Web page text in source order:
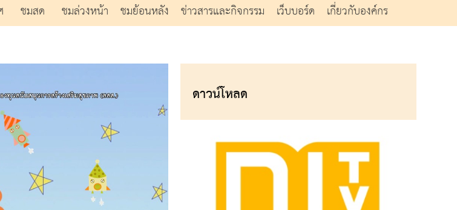
ชมสด ชมล่วงหน้า ชมย้อนหลัง ข่าวสารและกิจกรรม เว็บบอร์ด
เกี่ยวกับองค์กร
ดาวน์โหลด